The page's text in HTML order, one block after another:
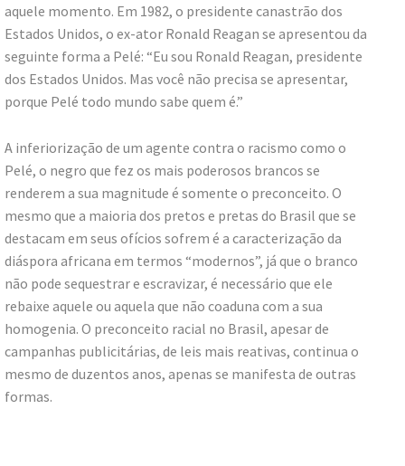
aquele momento. Em 1982, o presidente canastrão dos
Estados Unidos, o ex-ator Ronald Reagan se apresentou da
seguinte forma a Pelé: “Eu sou Ronald Reagan, presidente
dos Estados Unidos. Mas você não precisa se apresentar,
porque Pelé todo mundo sabe quem é.”
A inferiorização de um agente contra o racismo como o
Pelé, o negro que fez os mais poderosos brancos se
renderem a sua magnitude é somente o preconceito. O
mesmo que a maioria dos pretos e pretas do Brasil que se
destacam em seus ofícios sofrem é a caracterização da
diáspora africana em termos “modernos”, já que o branco
não pode sequestrar e escravizar, é necessário que ele
rebaixe aquele ou aquela que não coaduna com a sua
homogenia. O preconceito racial no Brasil, apesar de
campanhas publicitárias, de leis mais reativas, continua o
mesmo de duzentos anos, apenas se manifesta de outras
formas.